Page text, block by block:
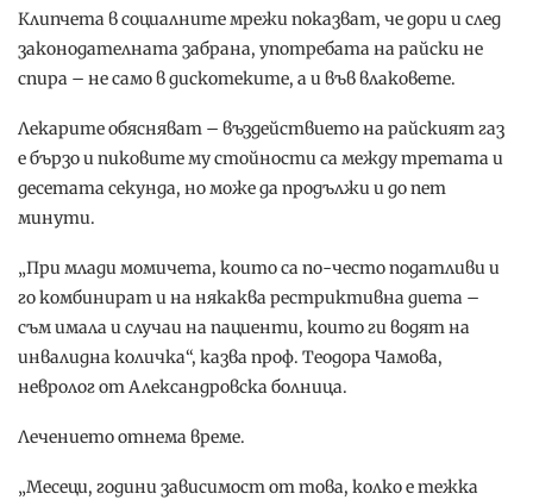
Клипчета в социалните мрежи показват, че дори и след
законодателната забрана, употребата на райски не
спира – не само в дискотеките, а и във влаковете.
Лекарите обясняват – въздействието на райският газ
е бързо и пиковите му стойности са между третата и
десетата секунда, но може да продължи и до пет
минути.
„При млади момичета, които са по-често податливи и
го комбинират и на някаква рестриктивна диета –
съм имала и случаи на пациенти, които ги водят на
инвалидна количка“, казва проф. Теодора Чамова,
невролог от Александровска болница.
Лечението отнема време.
„Месеци, години зависимост от това, колко е тежка